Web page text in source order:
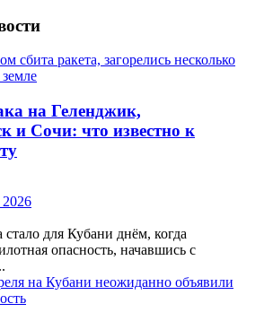
на Геленджик,
и Сочи: что известно к
стало для Кубани днём, когда
опасность, начавшись с